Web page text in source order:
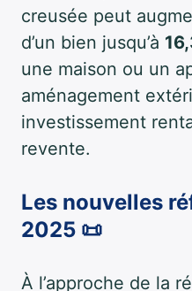
creusée peut
d’un bien jusqu’à
une maison ou un
aménagement
investissement
revente.
Les nouvelles
2025 📜
À l’approche de la